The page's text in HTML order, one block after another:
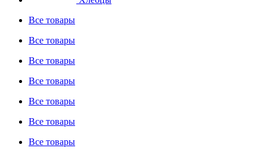
Все товары
Все товары
Все товары
Все товары
Все товары
Все товары
Все товары